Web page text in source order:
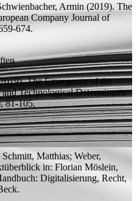
Armin (2019). The
Company Journal of
674.
The Emergence of the
Technological Determinants
81-105.
Schmitt, Matthias; Weber,
in: Florian Möslein,
Digitalisierung, Recht,